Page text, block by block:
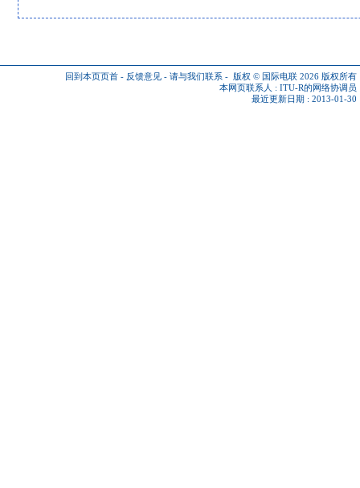
回到本页页首 - 反馈意见 - 请与我们联系 - 版权 © 国际电联 2026 版权所有
本网页联系人 : ITU-R的网络协调员
最近更新日期 : 2013-01-30